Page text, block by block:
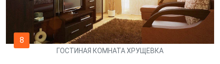
8
ГОСТИНАЯ КОМНАТА ХРУЩЕВКА